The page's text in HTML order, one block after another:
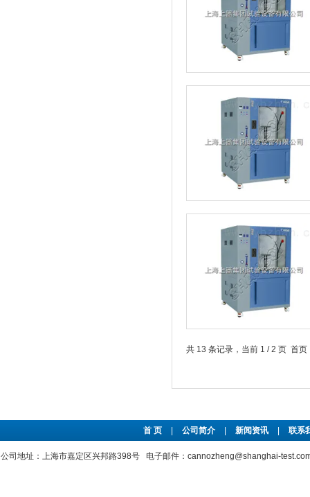
共 13 条记录，当前 1 / 2 页 首
首 页 公司简介 新闻资讯 联系
公司地址：上海市嘉定区兴邦路398号 电子邮件：cannozheng@shanghai-